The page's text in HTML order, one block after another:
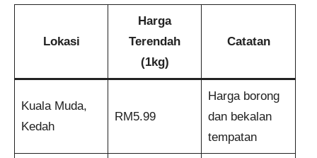
Lokasi
Harga
Terendah
(1kg)
Catatan
Kuala Muda,
Kedah
RM5.99
Harga borong
dan bekalan
tempatan